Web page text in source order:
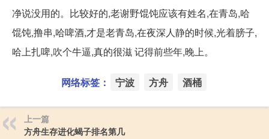
净说没用的。比较好的,老谢野馄饨应该有姓名,在青岛,哈
馄饨,撸串,哈啤酒,才是老青岛,在夜深人静的时候,光着膀子,
哈上扎啤,吹个牛逼,真的很滋 记得前些年,晚上。
网络标签： 宁波 方舟 酒桶
上一篇
方舟生存进化蝎子排名第几